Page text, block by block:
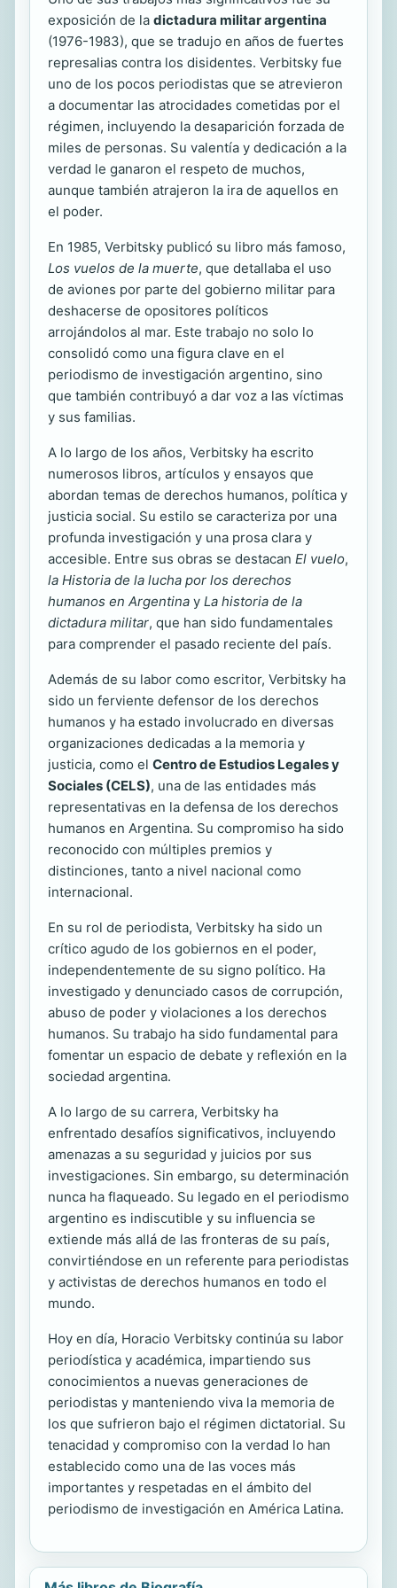
exposición de la dictadura militar argentina
(1976-1983), que se tradujo en años de fuertes
represalias contra los disidentes. Verbitsky fue
uno de los pocos periodistas que se atrevieron
a documentar las atrocidades cometidas por el
régimen, incluyendo la desaparición forzada de
miles de personas. Su valentía y dedicación a la
verdad le ganaron el respeto de muchos,
aunque también atrajeron la ira de aquellos en
el poder.
En 1985, Verbitsky publicó su libro más famoso,
Los vuelos de la muerte, que detallaba el uso
de aviones por parte del gobierno militar para
deshacerse de opositores políticos
arrojándolos al mar. Este trabajo no solo lo
consolidó como una figura clave en el
periodismo de investigación argentino, sino
que también contribuyó a dar voz a las víctimas
y sus familias.
A lo largo de los años, Verbitsky ha escrito
numerosos libros, artículos y ensayos que
abordan temas de derechos humanos, política y
justicia social. Su estilo se caracteriza por una
profunda investigación y una prosa clara y
accesible. Entre sus obras se destacan El vuelo,
la Historia de la lucha por los derechos
humanos en Argentina y La historia de la
dictadura militar, que han sido fundamentales
para comprender el pasado reciente del país.
Además de su labor como escritor, Verbitsky ha
sido un ferviente defensor de los derechos
humanos y ha estado involucrado en diversas
organizaciones dedicadas a la memoria y
justicia, como el Centro de Estudios Legales y
Sociales (CELS), una de las entidades más
representativas en la defensa de los derechos
humanos en Argentina. Su compromiso ha sido
reconocido con múltiples premios y
distinciones, tanto a nivel nacional como
internacional.
En su rol de periodista, Verbitsky ha sido un
crítico agudo de los gobiernos en el poder,
independentemente de su signo político. Ha
investigado y denunciado casos de corrupción,
abuso de poder y violaciones a los derechos
humanos. Su trabajo ha sido fundamental para
fomentar un espacio de debate y reflexión en la
sociedad argentina.
A lo largo de su carrera, Verbitsky ha
enfrentado desafíos significativos, incluyendo
amenazas a su seguridad y juicios por sus
investigaciones. Sin embargo, su determinación
nunca ha flaqueado. Su legado en el periodismo
argentino es indiscutible y su influencia se
extiende más allá de las fronteras de su país,
convirtiéndose en un referente para periodistas
y activistas de derechos humanos en todo el
mundo.
Hoy en día, Horacio Verbitsky continúa su labor
periodística y académica, impartiendo sus
conocimientos a nuevas generaciones de
periodistas y manteniendo viva la memoria de
los que sufrieron bajo el régimen dictatorial. Su
tenacidad y compromiso con la verdad lo han
establecido como una de las voces más
importantes y respetadas en el ámbito del
periodismo de investigación en América Latina.